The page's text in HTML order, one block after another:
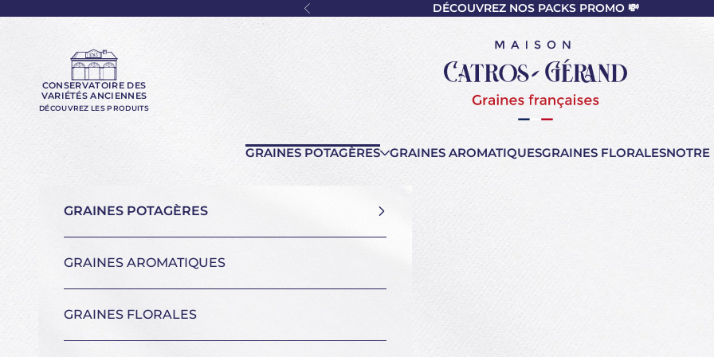
Précédent DÉCOUVREZ NOS PACKS PROMO 💸
Maison Catros-Gérand
CONSERVATOIRE DES
VARIÉTÉS ANCIENNES
DÉCOUVREZ LES PRODUITS
GRAINES POTAGÈRES GRAINES AROMATIQUESGRAINES FLORALESNOTRE
GRAINES POTAGÈRES
GRAINES AROMATIQUES
GRAINES FLORALES